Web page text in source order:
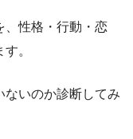
、性格・行動・恋
。
ないのか診断してみ